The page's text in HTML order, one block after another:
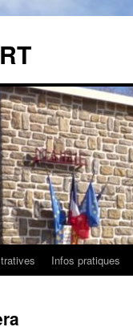
Infos pratiques